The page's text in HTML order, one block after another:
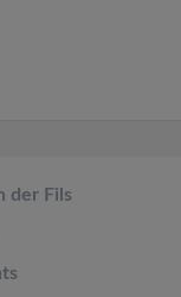
der Fils